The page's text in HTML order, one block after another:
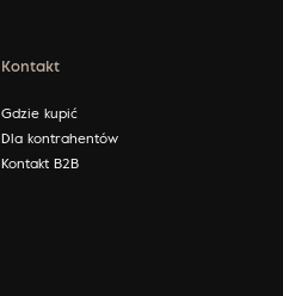
Kontakt
Gdzie kupić
Dla kontrahentów
Kontakt B2B